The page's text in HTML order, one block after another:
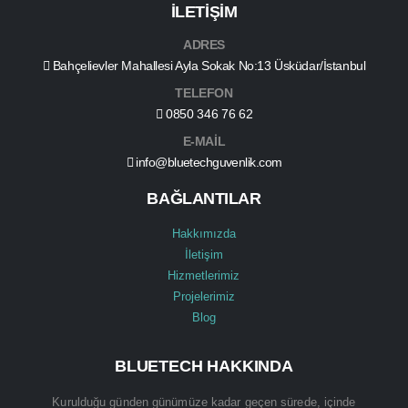
İLETİŞİM
ADRES
Bahçelievler Mahallesi Ayla Sokak No:13 Üsküdar/İstanbul
TELEFON
0850 346 76 62
E-MAİL
info@bluetechguvenlik.com
BAĞLANTILAR
Hakkımızda
İletişim
Hizmetlerimiz
Projelerimiz
Blog
BLUETECH HAKKINDA
Kurulduğu günden günümüze kadar geçen sürede, içinde